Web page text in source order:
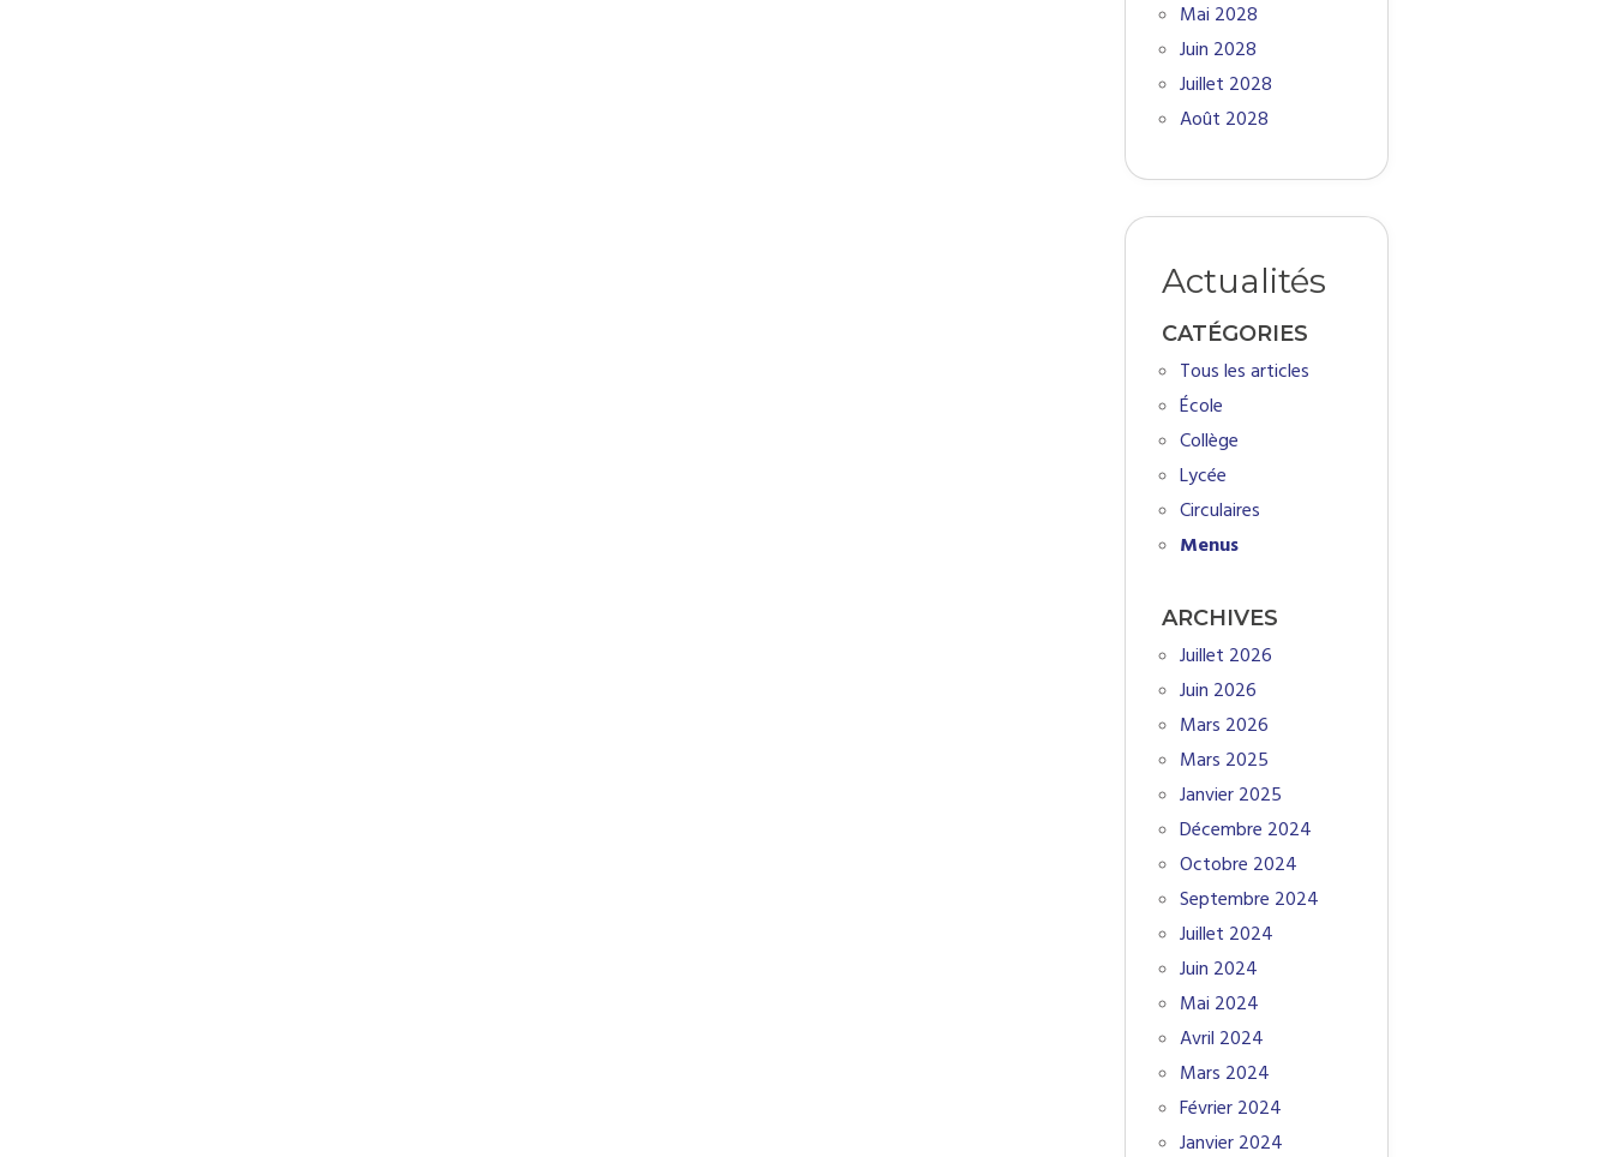
Mai 2028
Juin 2028
Juillet 2028
Août 2028
Actualités
CATÉGORIES
Tous les articles
École
Collège
Lycée
Circulaires
Menus
ARCHIVES
Juillet 2026
Juin 2026
Mars 2026
Mars 2025
Janvier 2025
Décembre 2024
Octobre 2024
Septembre 2024
Juillet 2024
Juin 2024
Mai 2024
Avril 2024
Mars 2024
Février 2024
Janvier 2024